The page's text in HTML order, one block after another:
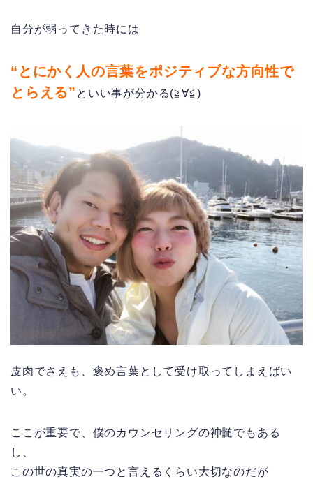
自分が弱ってきた時には
“とにかく人の言葉をポジティブな方向性で
とらえる” といい事が分かる(≧∀≦)
皮肉でさえも、褒め言葉として受け取ってしまえばい
い。
ここが重要で、僕のカウンセリングの神髄でもある
し、
この世の真実の一つと言えるくらい大切なのだが